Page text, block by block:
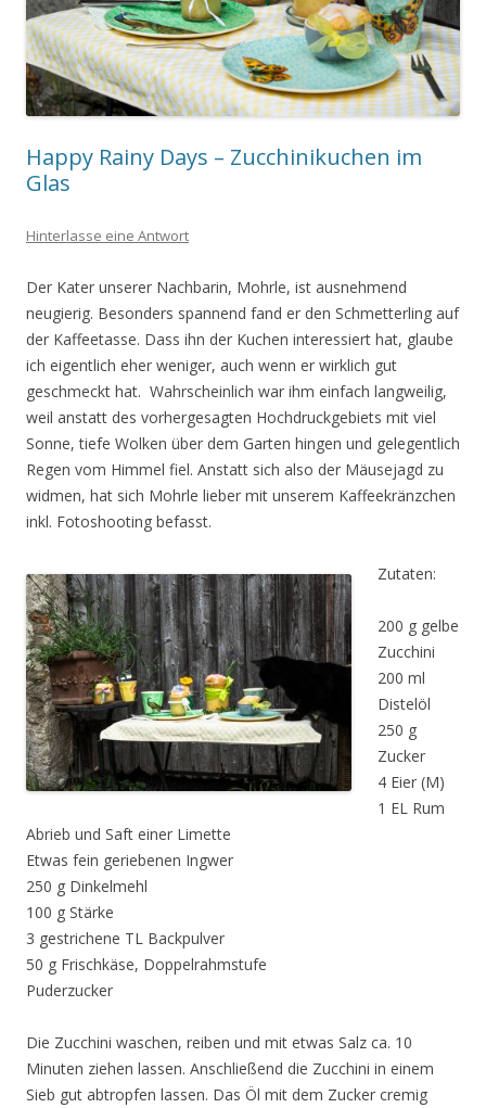
Happy Rainy Days – Zucchinikuchen im
Glas
Hinterlasse eine Antwort
Der Kater unserer Nachbarin, Mohrle, ist ausnehmend
neugierig. Besonders spannend fand er den Schmetterling auf
der Kaffeetasse. Dass ihn der Kuchen interessiert hat, glaube
ich eigentlich eher weniger, auch wenn er wirklich gut
geschmeckt hat. Wahrscheinlich war ihm einfach langweilig,
weil anstatt des vorhergesagten Hochdruckgebiets mit viel
Sonne, tiefe Wolken über dem Garten hingen und gelegentlich
Regen vom Himmel fiel. Anstatt sich also der Mäusejagd zu
widmen, hat sich Mohrle lieber mit unserem Kaffeekränzchen
inkl. Fotoshooting befasst.
Zutaten:
200 g gelbe
Zucchini
200 ml
Distelöl
250 g
Zucker
4 Eier (M)
1 EL Rum
Abrieb und Saft einer Limette
Etwas fein geriebenen Ingwer
250 g Dinkelmehl
100 g Stärke
3 gestrichene TL Backpulver
50 g Frischkäse, Doppelrahmstufe
Puderzucker
Die Zucchini waschen, reiben und mit etwas Salz ca. 10
Minuten ziehen lassen. Anschließend die Zucchini in einem
Sieb gut abtropfen lassen. Das Öl mit dem Zucker cremig